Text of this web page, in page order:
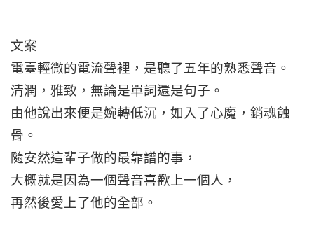
文案
電臺輕微的電流聲裡，是聽了五年的熟悉聲音。
清潤，雅致，無論是單詞還是句子。
由他說出來便是婉轉低沉，如入了心魔，銷魂蝕
骨。
隨安然這輩子做的最靠譜的事，
大概就是因為一個聲音喜歡上一個人，
再然後愛上了他的全部。